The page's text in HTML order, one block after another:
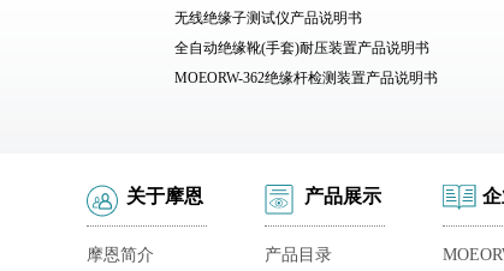
无线绝缘子测试仪产品说明书
全自动绝缘靴(手套)耐压装置产品说明书
MOEORW-362绝缘杆检测装置产品说明书
关于摩恩
摩恩简介
产品展示
产品目录